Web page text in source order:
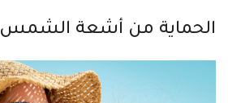
الحماية من أشعة الشمس